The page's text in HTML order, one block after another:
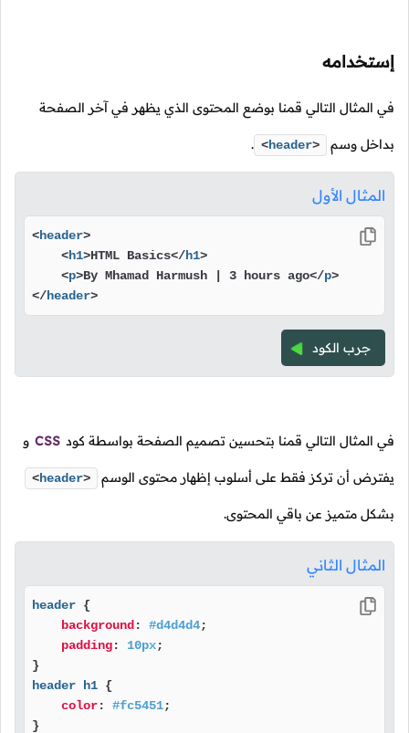
إستخدامه
في المثال التالي قمنا بوضع المحتوى الذي يظهر في آخر الصفحة
بداخل وسم <header>
.
المثال الأول
<header>
<h1>HTML Basics</h1>
<p>By Mhamad Harmush | 3 hours ago</p>
</header>
جرب الكود
في المثال التالي قمنا بتحسين تصميم الصفحة بواسطة كود CSS و
يفترض أن تركز فقط على أسلوب إظهار محتوى الوسم <header>
بشكل متميز عن باقي المحتوى.
المثال الثاني
header {
background : #d4d4d4;
padding: 10px;
header
h1 {
color: #fc5451;